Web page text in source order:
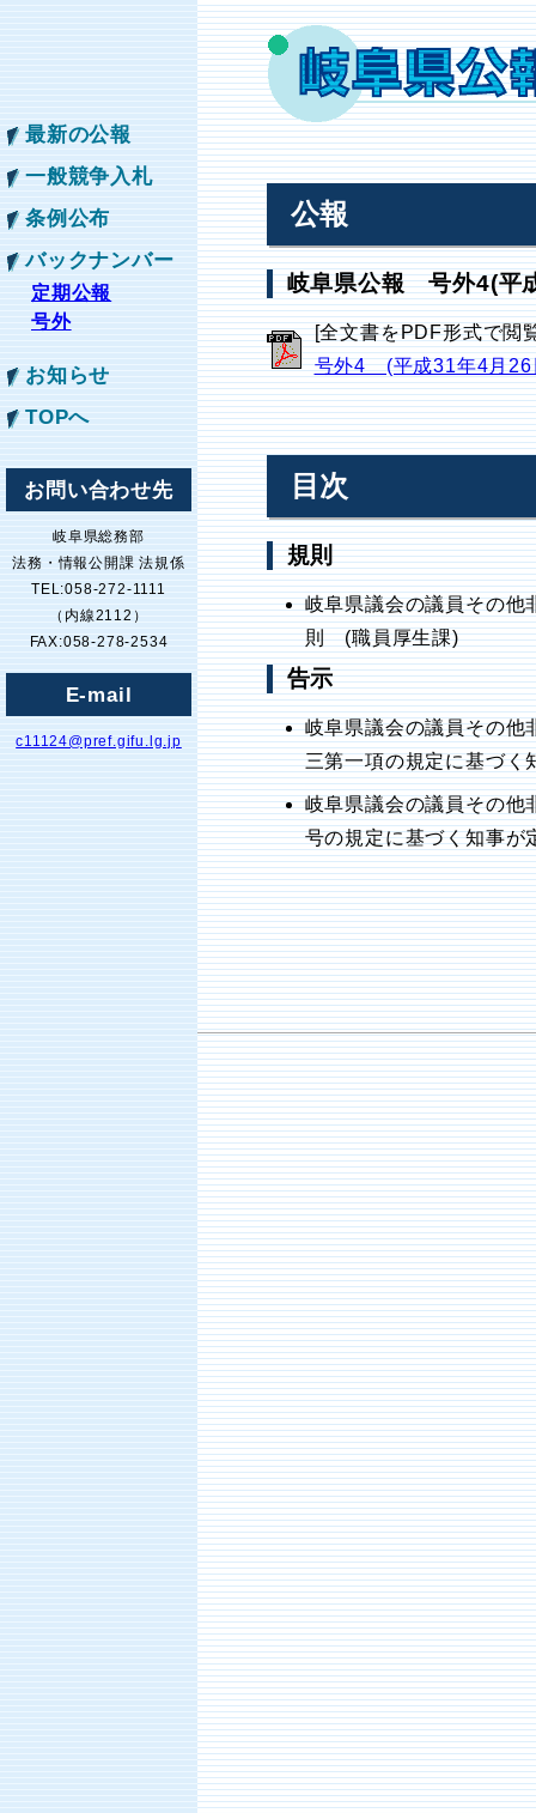
最新の公報
一般競争入札
条例公布
バックナンバー
定期公報
号外
お知らせ
TOPへ
お問い合わせ先
岐阜県総務部
法務・情報公開課 法規係
TEL:058-272-1111
（内線2112）
FAX:058-278-2534
E-mail
c11124@pref.gifu.lg.jp
公報
岐阜県公報 号外4(平
[全文書をPDF形式で閲
号外4 (平成31年4月26
目次
規則
岐阜県議会の議員その他
則 (職員厚生課)
告示
岐阜県議会の議員その他
三第一項の規定に基づ
岐阜県議会の議員その他
号の規定に基づく知事